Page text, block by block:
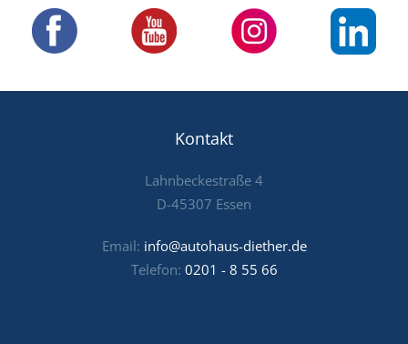
Kontakt
Lahnbeckestraße 4
D-45307 Essen
Email: info@autohaus-diether.de
Telefon: 0201 - 8 55 66